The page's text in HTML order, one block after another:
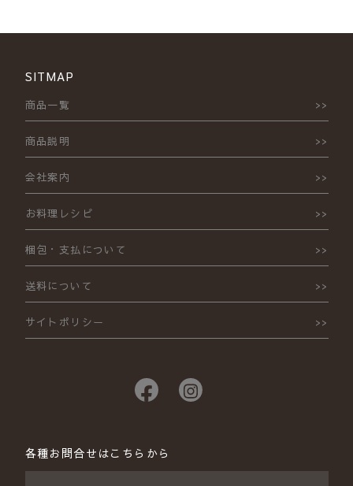
SITMAP
商品一覧
商品説明
会社案内
お料理レシピ
梱包・支払について
送料について
サイトポリシー
各種お問合せはこちらから